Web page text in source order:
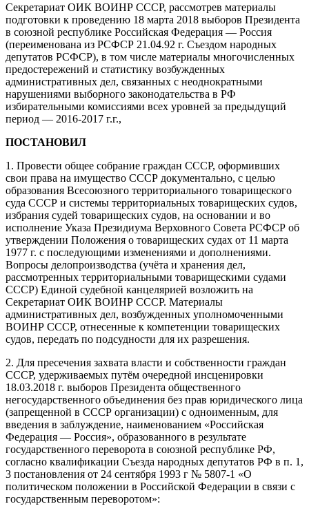
Секретариат ОИК ВОИНР СССР, рассмотрев материалы
подготовки к проведению 18 марта 2018 выборов Президента
в союзной республике Российская Федерация — Россия
(переименована из РСФСР 21.04.92 г. Съездом народных
депутатов РСФСР), в том числе материалы многочисленных
предостережений и статистику возбужденных
административных дел, связанных с неоднократными
нарушениями выборного законодательства в РФ
избирательными комиссиями всех уровней за предыдущий
период — 2016-2017 г.г.,
ПОСТАНОВИЛ
1. Провести общее собрание граждан СССР, оформивших
свои права на имущество СССР документально, с целью
образования Всесоюзного территориального товарищеского
суда СССР и системы территориальных товарищеских судов,
избрания судей товарищеских судов, на основании и во
исполнение Указа Президиума Верховного Совета РСФСР об
утверждении Положения о товарищеских судах от 11 марта
1977 г. с последующими изменениями и дополнениями.
Вопросы делопроизводства (учёта и хранения дел,
рассмотренных территориальными товарищескими судами
СССР) Единой судебной канцелярией возложить на
Секретариат ОИК ВОИНР СССР. Материалы
административных дел, возбужденных уполномоченными
ВОИНР СССР, отнесенные к компетенции товарищеских
судов, передать по подсудности для их разрешения.
2. Для пресечения захвата власти и собственности граждан
СССР, удерживаемых путём очередной инсценировки
18.03.2018 г. выборов Президента общественного
негосударственного объединения без прав юридического лица
(запрещенной в СССР организации) с одноименным, для
введения в заблуждение, наименованием «Российская
Федерация — Россия», образованного в результате
государственного переворота в союзной республике РФ,
согласно квалификации Съезда народных депутатов РФ в п. 1,
3 постановления от 24 сентября 1993 г № 5807-1 «О
политическом положении в Российской Федерации в связи с
государственным переворотом»: